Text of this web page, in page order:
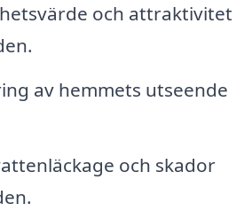
och attraktivitet
av hemmets utseende
och skador